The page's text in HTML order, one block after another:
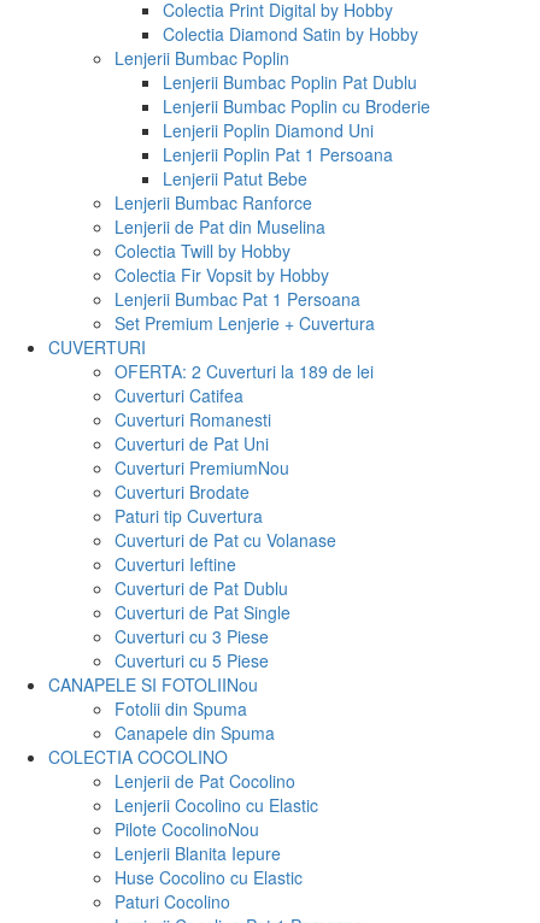
Colectia Print Digital by Hobby
Colectia Diamond Satin by Hobby
Lenjerii Bumbac Poplin
Lenjerii Bumbac Poplin Pat Dublu
Lenjerii Bumbac Poplin cu Broderie
Lenjerii Poplin Diamond Uni
Lenjerii Poplin Pat 1 Persoana
Lenjerii Patut Bebe
Lenjerii Bumbac Ranforce
Lenjerii de Pat din Muselina
Colectia Twill by Hobby
Colectia Fir Vopsit by Hobby
Lenjerii Bumbac Pat 1 Persoana
Set Premium Lenjerie + Cuvertura
CUVERTURI
OFERTA: 2 Cuverturi la 189 de lei
Cuverturi Catifea
Cuverturi Romanesti
Cuverturi de Pat Uni
Cuverturi PremiumNou
Cuverturi Brodate
Paturi tip Cuvertura
Cuverturi de Pat cu Volanase
Cuverturi Ieftine
Cuverturi de Pat Dublu
Cuverturi de Pat Single
Cuverturi cu 3 Piese
Cuverturi cu 5 Piese
CANAPELE SI FOTOLIINou
Fotolii din Spuma
Canapele din Spuma
COLECTIA COCOLINO
Lenjerii de Pat Cocolino
Lenjerii Cocolino cu Elastic
Pilote CocolinoNou
Lenjerii Blanita Iepure
Huse Cocolino cu Elastic
Paturi Cocolino